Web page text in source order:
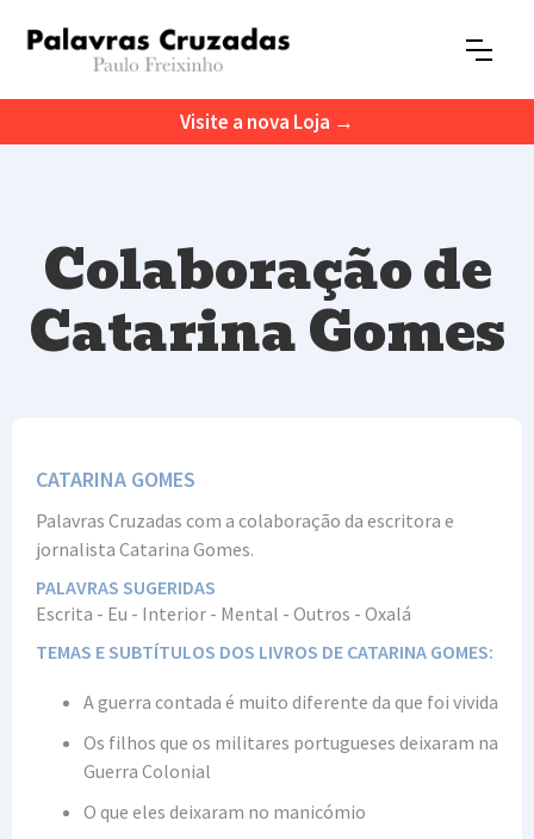
Visite a nova Loja →
Colaboração de
Catarina Gomes
CATARINA GOMES
Palavras Cruzadas com a colaboração da escritora e
jornalista Catarina Gomes.
PALAVRAS SUGERIDAS
Escrita - Eu - Interior - Mental - Outros - Oxalá
TEMAS E SUBTÍTULOS DOS LIVROS DE CATARINA GOMES:
A guerra contada é muito diferente da que foi vivida
Os filhos que os militares portugueses deixaram na
Guerra Colonial
O que eles deixaram no manicómio